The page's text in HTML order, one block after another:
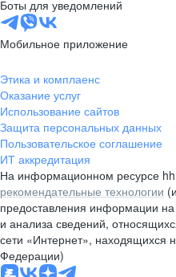
Боты для уведомлений
Мобильное приложение
Этика и комплаенс
Оказание услуг
Использование сайтов
Защита персональных данных
Пользовательское соглашение
ИТ аккредитация
На информационном ресурсе
рекомендательные технологии
предоставления информации
и анализа сведений,
сети «Интернет», находящихся
Федерации)